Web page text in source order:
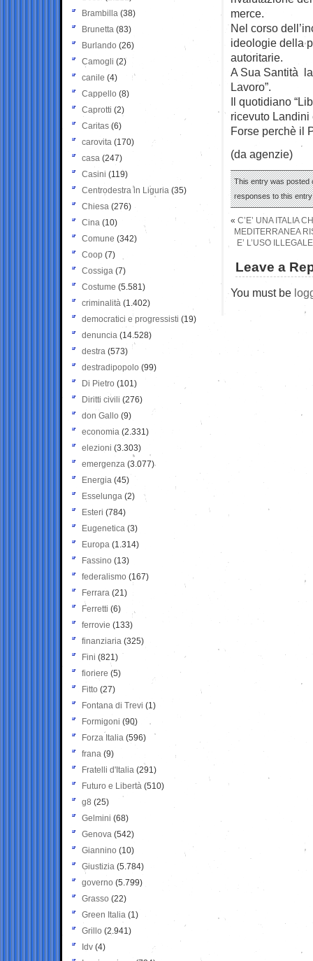
merce.
Nel corso
ideologie della
autoritarie.
A Sua Santità
Lavoro”.
Il quotidiano
ricevuto Landini
Forse perchè il
(da agenzie)
This entry was posted
responses to this
« C’E’ UNA ITALIA
MEDITERRANEA
E’ L’USO
Leave a
You must be
Brambilla (38)
Brunetta (83)
Burlando (26)
Camogli (2)
canile (4)
Cappello (8)
Caprotti (2)
Caritas (6)
carovita (170)
casa (247)
Casini (119)
Centrodestra in Liguria (35)
Chiesa (276)
Cina (10)
Comune (342)
Coop (7)
Cossiga (7)
Costume (5.581)
criminalità (1.402)
democratici e progressisti (19)
denuncia (14.528)
destra (573)
destradipopolo (99)
Di Pietro (101)
Diritti civili (276)
don Gallo (9)
economia (2.331)
elezioni (3.303)
emergenza (3.077)
Energia (45)
Esselunga (2)
Esteri (784)
Eugenetica (3)
Europa (1.314)
Fassino (13)
federalismo (167)
Ferrara (21)
Ferretti (6)
ferrovie (133)
finanziaria (325)
Fini (821)
fioriere (5)
Fitto (27)
Fontana di Trevi (1)
Formigoni (90)
Forza Italia (596)
frana (9)
Fratelli d'Italia (291)
Futuro e Libertà (510)
g8 (25)
Gelmini (68)
Genova (542)
Giannino (10)
Giustizia (5.784)
governo (5.799)
Grasso (22)
Green Italia (1)
Grillo (2.941)
Idv (4)